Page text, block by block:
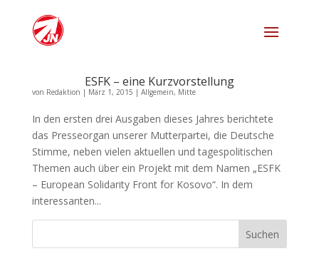
ESFK – eine Kurzvorstellung
von Redaktion | März 1, 2015 | Allgemein, Mitte
In den ersten drei Ausgaben dieses Jahres berichtete
das Presseorgan unserer Mutterpartei, die Deutsche
Stimme, neben vielen aktuellen und tagespolitischen
Themen auch über ein Projekt mit dem Namen „ESFK
– European Solidarity Front for Kosovo“. In dem
interessanten...